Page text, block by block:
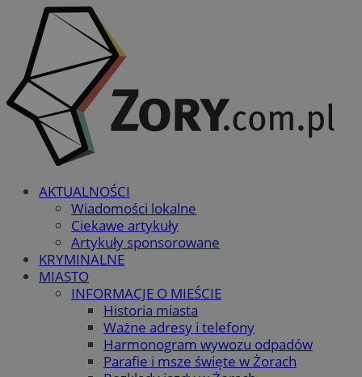
AKTUALNOŚCI
Wiadomości lokalne
Ciekawe artykuły
Artykuły sponsorowane
KRYMINALNE
MIASTO
INFORMACJE O MIEŚCIE
Historia miasta
Ważne adresy i telefony
Harmonogram wywozu odpadów
Parafie i msze święte w Żorach